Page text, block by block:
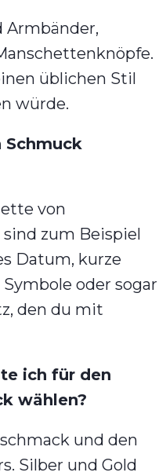
Armbänder,
üblichen Stil
würde.
Schmuck
von
zum Beispiel
Datum, kurze
oder sogar
den du mit
ich für den
wählen?
und den
Silber und Gold